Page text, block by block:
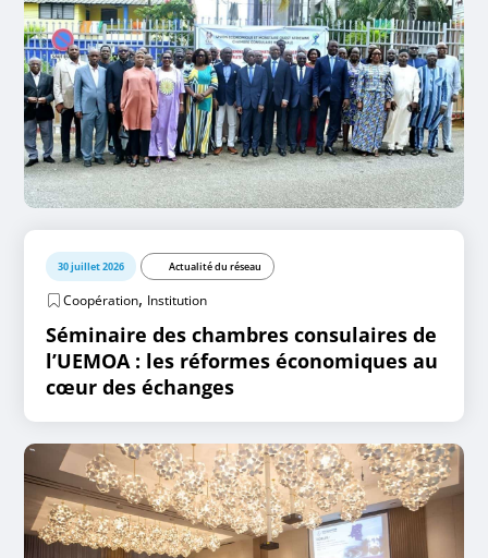
30 juillet 2026 Actualité du réseau
Coopération, Institution
Séminaire des chambres consulaires de
l’UEMOA : les réformes économiques au
cœur des échanges